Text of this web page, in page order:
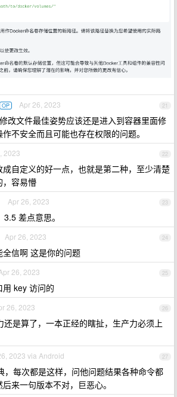
21
OP Apr 26, 2023
改文件最佳姿势应该还是进入到容器里面修
不安全而且可能也存在权限的问题。
22
2023
自定义的好一点，也就是第二种，至少清楚
，容易懵
23
Apr 26, 2023
差点意思。
24
Apr 26, 2023
信啊 这是你的问题
25
26, 2023
key 访问的
26
26, 2023
还是算了，一本正经的瞎扯，生产力必须上
27
2023 via Android
，每次都是这样，问他问题结果各种命令都
来一句版本不对，巨恶心。